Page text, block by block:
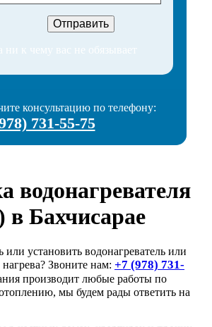
ни к чему вас не обязывает
консультацию по телефону:
731-55-75
водонагревателя
в Бахчисарае
или установить водонагреватель или
Звоните нам: +7 (978) 731-
производит любые работы по
мы будем рады ответить на